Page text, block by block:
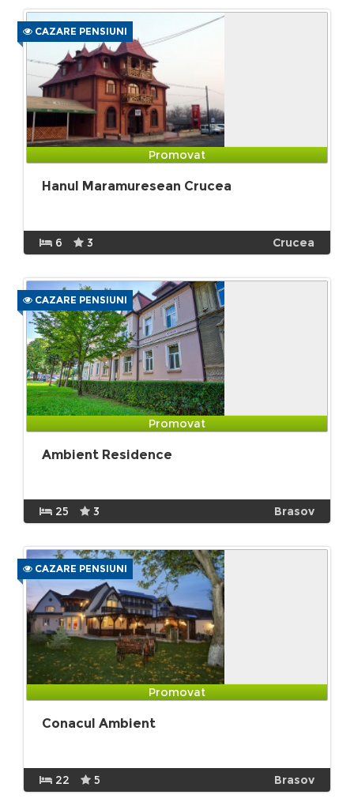
CAZARE PENSIUNI
Promovat
Hanul Maramuresean Crucea
6 3 Crucea
CAZARE PENSIUNI
Promovat
Ambient Residence
25 3 Brasov
CAZARE PENSIUNI
Promovat
Conacul Ambient
22 5 Brasov